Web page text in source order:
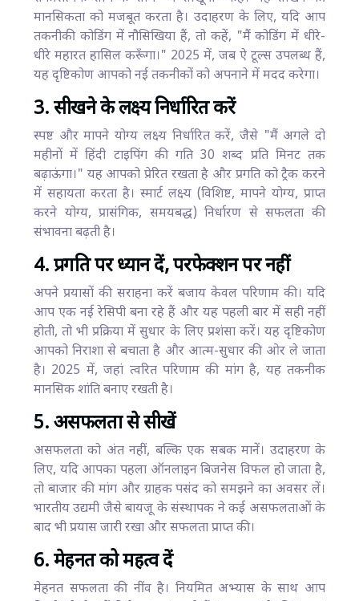
मानसिकता को मजबूत करता है। उदाहरण के लिए, यदि आप
तकनीकी कोडिंग में नौसिखिया हैं, तो कहें, "मैं कोडिंग में धीरे-
धीरे महारत हासिल करूँगा।" 2025 में, जब ऐ टूल्स उपलब्ध हैं,
यह दृष्टिकोण आपको नई तकनीकों को अपनाने में मदद करेगा।
3. सीखने के लक्ष्य निर्धारित करें
स्पष्ट और मापने योग्य लक्ष्य निर्धारित करें, जैसे "मैं अगले दो
महीनों में हिंदी टाइपिंग की गति 30 शब्द प्रति मिनट तक
बढ़ाऊंगा।" यह आपको प्रेरित रखता है और प्रगति को ट्रैक करने
में सहायता करता है। स्मार्ट लक्ष्य (विशिष्ट, मापने योग्य, प्राप्त
करने योग्य, प्रासंगिक, समयबद्ध) निर्धारण से सफलता की
संभावना बढ़ती है।
4. प्रगति पर ध्यान दें, परफेक्शन पर नहीं
अपने प्रयासों की सराहना करें बजाय केवल परिणाम की। यदि
आप एक नई रेसिपी बना रहे हैं और यह पहली बार में सही नहीं
होती, तो भी प्रक्रिया में सुधार के लिए प्रशंसा करें। यह दृष्टिकोण
आपको निराशा से बचाता है और आत्म-सुधार की ओर ले जाता
है। 2025 में, जहां त्वरित परिणाम की मांग है, यह तकनीक
मानसिक शांति बनाए रखती है।
5. असफलता से सीखें
असफलता को अंत नहीं, बल्कि एक सबक मानें। उदाहरण के
लिए, यदि आपका पहला ऑनलाइन बिजनेस विफल हो जाता है,
तो बाजार की मांग और ग्राहक पसंद को समझने का अवसर लें।
भारतीय उद्यमी जैसे बायजू के संस्थापक ने कई असफलताओं के
बाद भी प्रयास जारी रखा और सफलता प्राप्त की।
6. मेहनत को महत्व दें
मेहनत सफलता की नींव है। नियमित अभ्यास के साथ आप